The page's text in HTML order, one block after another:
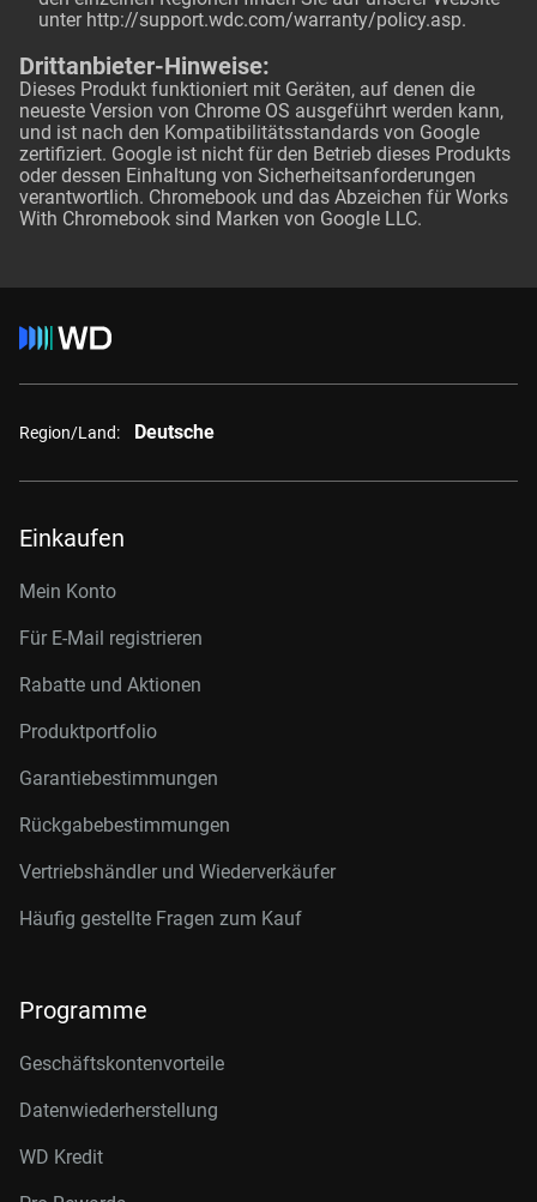
unter http://support.wdc.com/warranty/policy.asp.
Drittanbieter-Hinweise:
Dieses Produkt funktioniert mit Geräten, auf denen die
neueste Version von Chrome OS ausgeführt werden kann,
und ist nach den Kompatibilitätsstandards von Google
zertifiziert. Google ist nicht für den Betrieb dieses Produkts
oder dessen Einhaltung von Sicherheitsanforderungen
verantwortlich. Chromebook und das Abzeichen für Works
With Chromebook sind Marken von Google LLC.
Region/Land: Deutsche
Einkaufen
Mein Konto
Für E-Mail registrieren
Rabatte und Aktionen
Produktportfolio
Garantiebestimmungen
Rückgabebestimmungen
Vertriebshändler und Wiederverkäufer
Häufig gestellte Fragen zum Kauf
Programme
Geschäftskontenvorteile
Datenwiederherstellung
WD Kredit